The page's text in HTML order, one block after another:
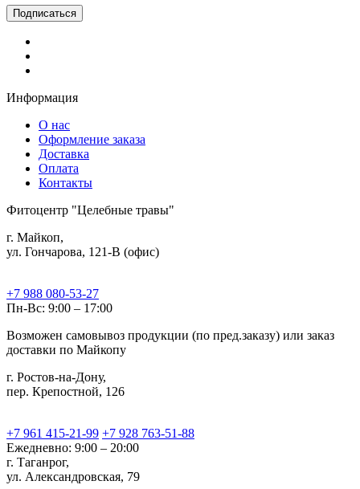
Информация
О нас
Оформление заказа
Доставка
Оплата
Контакты
Фитоцентр "Целебные травы"
г. Майкоп,
ул. Гончарова, 121-В (офис)
+7 988 080-53-27
Пн-Вс: 9:00 – 17:00
Возможен самовывоз продукции (по пред.заказу) или заказ
доставки по Майкопу
г. Ростов-на-Дону,
пер. Крепостной, 126
+7 961 415-21-99 +7 928 763-51-88
Ежедневно: 9:00 – 20:00
г. Таганрог,
ул. Александровская, 79